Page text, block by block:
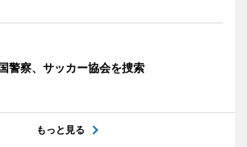
警察、サッカー協会を捜索
もっと見る